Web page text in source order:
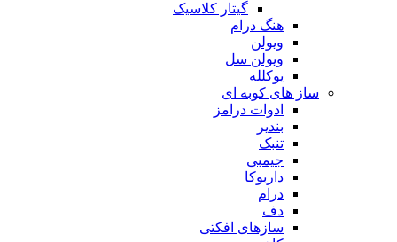
گیتار کلاسیک
هنگ درام
ویولن
ویولن سل
یوکلله
ساز های کوبه ای
ادوات درامز
بندیر
تنبک
جیمبی
داربوکا
درام
دف
سازهای افکتی